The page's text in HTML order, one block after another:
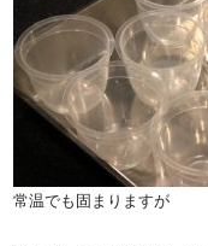
常温でも固まりますが